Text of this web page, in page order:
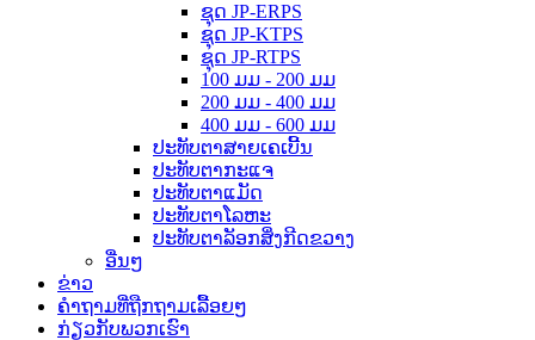
ຊຸດ JP-ERPS
ຊຸດ JP-KTPS
ຊຸດ JP-RTPS
100 ມມ - 200 ມມ
200 ມມ - 400 ມມ
400 ມມ - 600 ມມ
ປະທັບຕາສາຍເຄເບີ້ນ
ປະທັບຕາກະແຈ
ປະທັບຕາແມັດ
ປະທັບຕາໂລຫະ
ປະທັບຕາລັອກສິ່ງກີດຂວາງ
ອື່ນໆ
ຂ່າວ
ຄຳຖາມທີ່ຖືກຖາມເລື້ອຍໆ
ກ່ຽວກັບພວກເຮົາ